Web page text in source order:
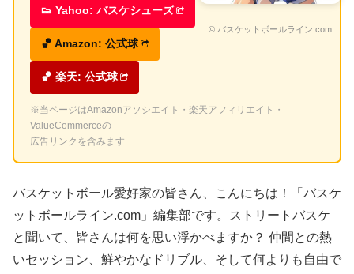
© バスケットボールライン.com
👟 Yahoo: バスケシューズ
🏀 Amazon: 公式球
🏀 楽天: 公式球
※当ページはAmazonアソシエイト・楽天アフィリエイト・
ValueCommerceの
広告リンクを含みます
バスケットボール愛好家の皆さん、こんにちは！「バスケ
ットボールライン.com」編集部です。ストリートバスケ
と聞いて、皆さんは何を思い浮かべますか？ 仲間との熱
いセッション、鮮やかなドリブル、そして何よりも自由で